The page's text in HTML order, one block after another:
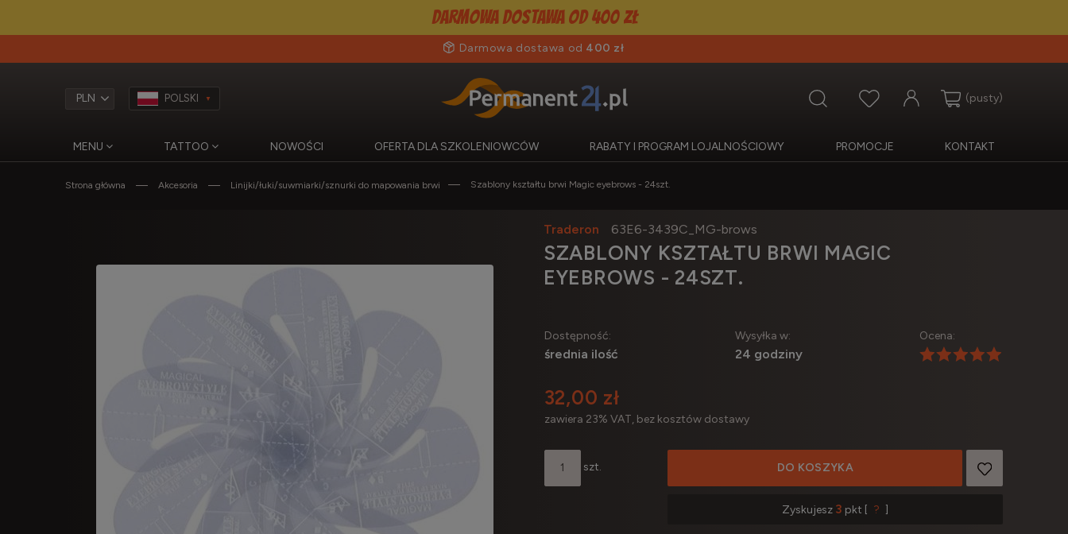
Darmowa dostawa od 400 zł
Darmowa dostawa od 400 zł
POLSKI (pusty)
MENU TATTOO NOWOŚCI OFERTA DLA SZKOLENIOWCÓW RABATY I PROGRAM LOJALNOŚCIOWY PROMOCJE KONTAKT
Strona główna Akcesoria Linijki/łuki/suwmiarki/sznurki do mapowania brwi Szablony kształtu brwi Magic eyebrows - 24szt.
Traderon 63E6-3439C_MG-brows
SZABLONY KSZTAŁTU BRWI MAGIC
EYEBROWS - 24SZT.
Dostępność:
średnia ilość
Wysyłka w:
24 godziny
Ocena:
32,00 zł
zawiera 23% VAT, bez kosztów dostawy
szt. DO KOSZYKA
Zyskujesz 3 pkt [ ? ]